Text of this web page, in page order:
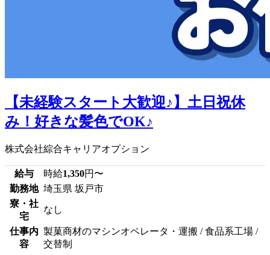
【未経験スタート大歓迎♪】土日祝休
み！好きな髪色でOK♪
株式会社綜合キャリアオプション
給与 時給1,350円〜
勤務地 埼玉県 坂戸市
寮・社
宅
なし
仕事内
容
製菓商材のマシンオペレータ・運搬 / 食品系工場 /
交替制